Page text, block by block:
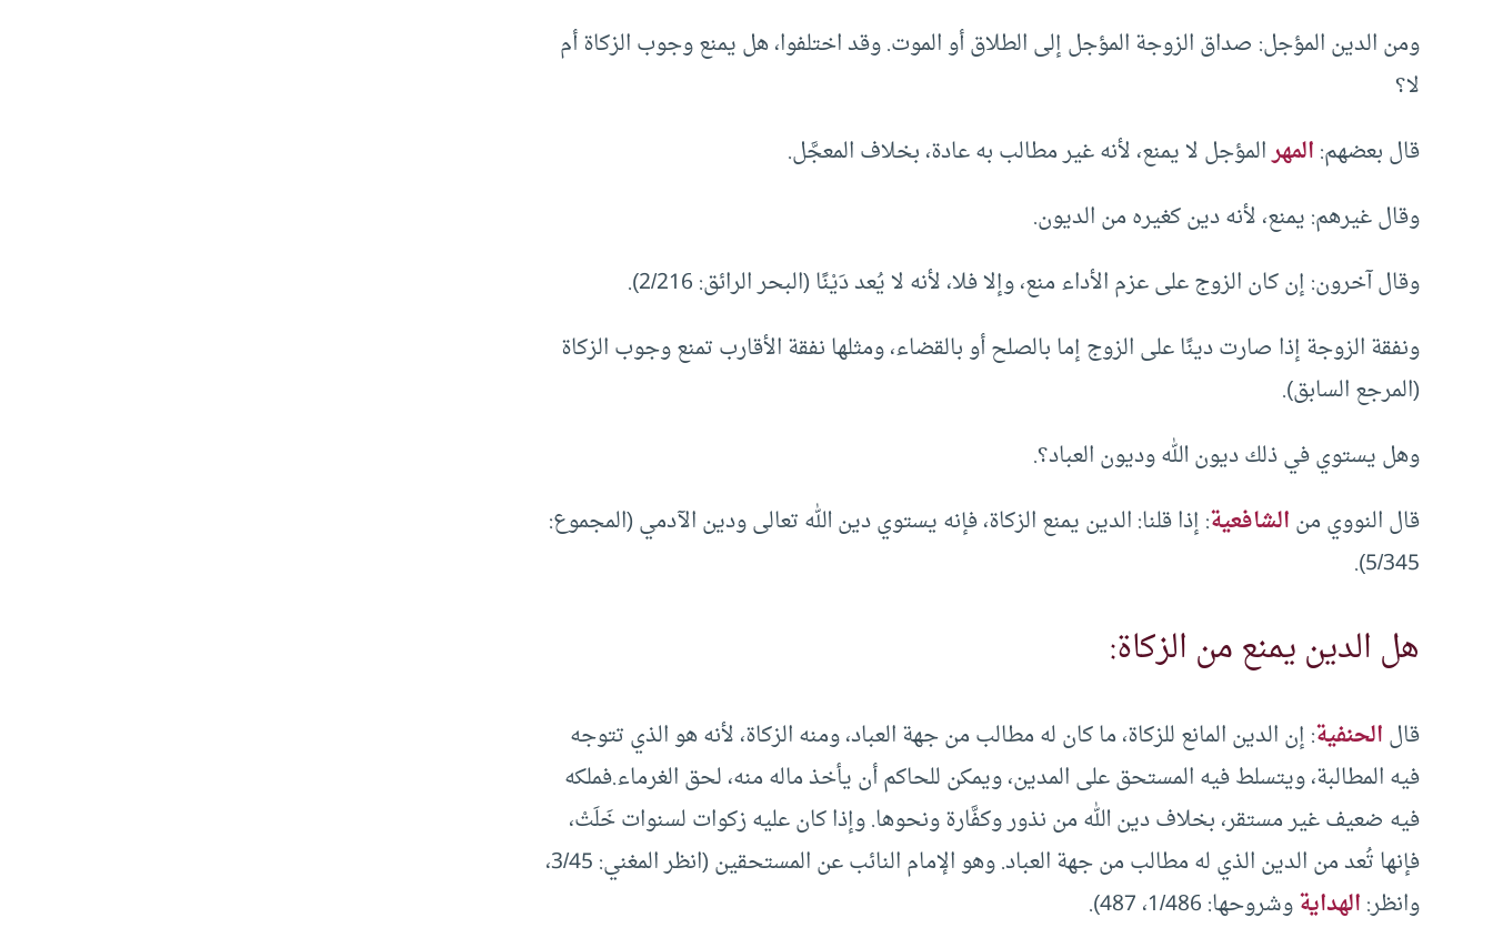
ومن الدين المؤجل: صداق الزوجة المؤجل إلى الطلاق أو الموت. وقد اختلفوا، هل يمنع وجوب الزكاة أم
لا؟
قال بعضهم:المهرالمؤجل لا يمنع، لأنه غير مطالب به عادة، بخلاف المعجَّل.
وقال غيرهم: يمنع، لأنه دين كغيره من الديون.
وقال آخرون: إن كان الزوج على عزم الأداء منع، وإلا فلا، لأنه لا يُعد دَيْنًا (البحر الرائق: 2/216).
ونفقة الزوجة إذا صارت دينًا على الزوج إما بالصلح أو بالقضاء، ومثلها نفقة الأقارب تمنع وجوب الزكاة
(المرجع السابق).
وهل يستوي في ذلك ديون الله وديون العباد؟.
قال النووي منالشافعية: إذا قلنا: الدين يمنع الزكاة، فإنه يستوي دين الله تعالى ودين الآدمي (المجموع:
5/345).
هل الدين يمنع من الزكاة:
قالالحنفية: إن الدين المانع للزكاة، ما كان له مطالب من جهة العباد، ومنه الزكاة، لأنه هو الذي تتوجه
فيه المطالبة، ويتسلط فيه المستحق على المدين، ويمكن للحاكم أن يأخذ ماله منه، لحق الغرماء.فملكه
فيه ضعيف غير مستقر، بخلاف دين الله من نذور وكفَّارة ونحوها. وإذا كان عليه زكوات لسنوات خَلَتْ،
فإنها تُعد من الدين الذي له مطالب من جهة العباد. وهو الإمام النائب عن المستحقين (انظر المغني: 3/45،
وانظر:الهدايةوشروحها: 1/486، 487).